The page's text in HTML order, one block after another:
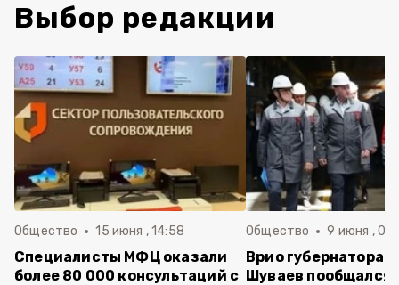
Выбор редакции
Общество 15 июня , 14:58
Специалисты МФЦ оказали
более 80 000 консультаций с
Общество 9 июня ,
Врио губернатора
Шуваев пообщался